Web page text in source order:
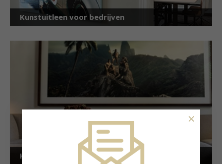
Kunstuitleen voor bedrijven
Kunstuitleen voor particulieren
×